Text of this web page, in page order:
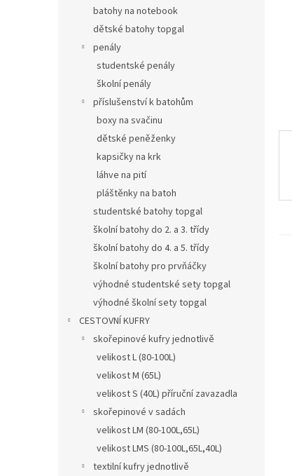
batohy na notebook
dětské batohy topgal
penály
studentské penály
školní penály
příslušenství k batohům
boxy na svačinu
dětské peněženky
kapsičky na krk
láhve na pití
pláštěnky na batoh
studentské batohy topgal
školní batohy do 2. a 3. třídy
školní batohy do 4. a 5. třídy
školní batohy pro prvňáčky
výhodné studentské sety topgal
výhodné školní sety topgal
CESTOVNÍ KUFRY
skořepinové kufry jednotlivě
velikost L (80-100L)
velikost M (65L)
velikost S (40L) příruční zavazadla
skořepinové v sadách
velikost LM (80-100L,65L)
velikost LMS (80-100L,65L,40L)
textilní kufry jednotlivě